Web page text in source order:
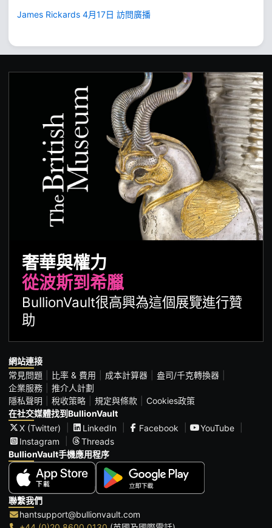
James Rickards 4月17日 訪問廣播
奢華與權力
從波斯到希臘
BullionVault很高興為這個展覽進行贊
助
網站連接
常見問題
比率 & 費用 成本計算器
盎司/千克轉換器
企業服務
推介人計劃
隱私聲明
稅收策略 規定與條款
Cookies政策
在社交媒體找到BullionVault
X (Twitter)
LinkedIn Facebook
YouTube
Instagram
Threads
BullionVault手機應用程序
聯繫我們
hantsupport@bullionvault.com